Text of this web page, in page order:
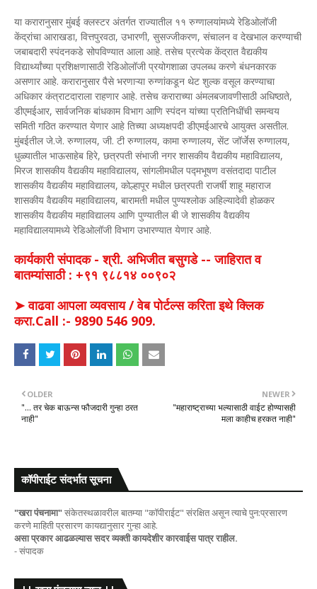
या करारानुसार मुंबई क्लस्टर अंतर्गत राज्यातील ११ रुग्णालयांमध्ये रेडिओलॉजी
केंद्रांचा आराखडा, वित्तपुरवठा, उभारणी, सुसज्जीकरण, संचालन व देखभाल करण्याची
जबाबदारी स्पंदनकडे सोपविण्यात आला आहे. तसेच प्रत्येक केंद्रात वैद्यकीय
विद्यार्थ्यांच्या प्रशिक्षणासाठी रेडिओलॉजी प्रयोगशाळा उपलब्ध करणे बंधनकारक
असणार आहे. करारानुसार पैसे भरणाऱ्या रुग्णांकडून थेट शुल्क वसूल करण्याचा
अधिकार कंत्राटदाराला राहणार आहे. तसेच कराराच्या अंमलबजावणीसाठी अधिष्ठाते,
डीएमईआर, सार्वजनिक बांधकाम विभाग आणि स्पंदन यांच्या प्रतिनिधींची समन्वय
समिती गठित करण्यात येणार आहे तिच्या अध्यक्षपदी डीएमईआरचे आयुक्त असतील.
मुंबईतील जे.जे. रुग्णालय, जी. टी रुग्णालय, कामा रुग्णालय, सेंट जॉर्जेस रुग्णालय,
धुळ्यातील भाऊसाहेब हिरे, छत्रपती संभाजी नगर शासकीय वैद्यकीय महाविद्यालय,
मिरज शासकीय वैद्यकीय महाविद्यालय, सांगलीमधील पद्मभूषण वसंतदादा पाटील
शासकीय वैद्यकीय महाविद्यालय, कोल्हापूर मधील छत्रपती राजर्षी शाहू महाराज
शासकीय वैद्यकीय महाविद्यालय, बारामती मधील पुण्यश्लोक अहिल्यादेवी होळकर
शासकीय वैद्यकीय महाविद्यालय आणि पुण्यातील बी जे शासकीय वैद्यकीय
महाविद्यालयामध्ये रेडिओलॉजी विभाग उभारण्यात येणार आहे.
कार्यकारी संपादक - श्री. अभिजीत बसुगडे -- जाहिरात व
बातम्यांसाठी : +९१ ९८८१४ ००९०२
➤ वाढवा आपला व्यवसाय / वेब पोर्टल्स करिता इथे क्लिक
करा.Call :- 9890 546 909.
NEWER
"महाराष्ट्राच्या भल्यासाठी वाईट होण्यासही
मला काहीच हरकत नाही"
OLDER
"... तर चेक बाऊन्स फौजदारी गुन्हा ठरत
नाही"
कॉपीराईट संदर्भात सूचना
"खरा पंचनामा"संकेतस्थळावरील बातम्या "कॉपीराईट" संरक्षित असून त्याचे पुन:प्रसारण
करणे माहिती प्रसारण कायद्यानुसार गुन्हा आहे.
असा प्रकार आढळल्यास सदर व्यक्ती कायदेशीर कारवाईस पात्र राहील.
- संपादक